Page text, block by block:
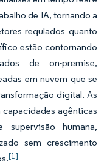
de IA, tornando a
regulados quanto
estão contornando
de on-premise,
em nuvem que se
digital. As
agênticas
humana,
sem crescimento
[1]